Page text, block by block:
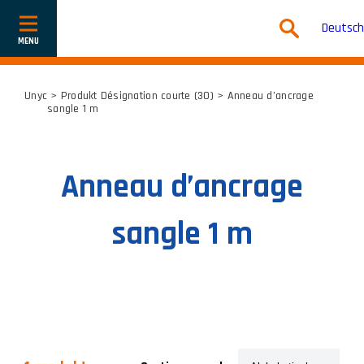
Navigation
ein-
Deutsch
Unyc > Produkt Désignation courte (30) > Anneau d’ancrage
sangle 1 m
Anneau d’ancrage
sangle 1 m